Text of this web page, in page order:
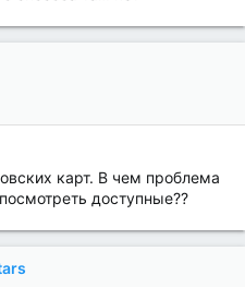
карт. В чем проблема
доступные??